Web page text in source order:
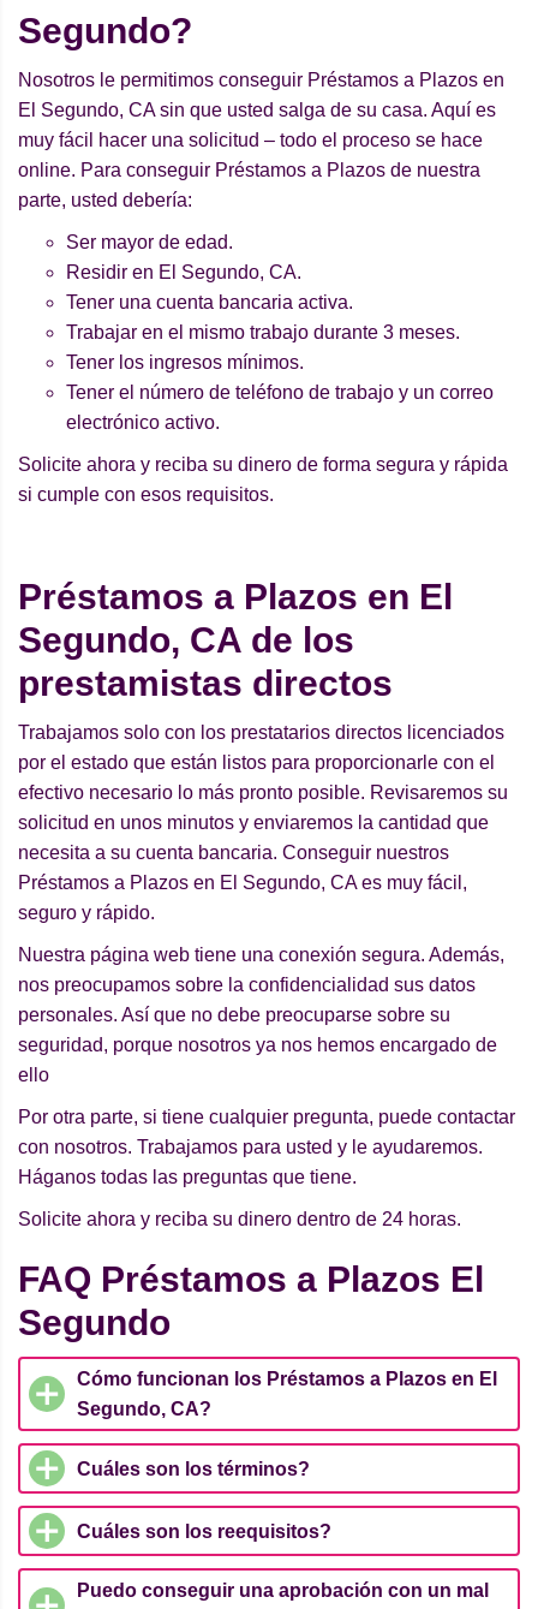
Segundo?
Nosotros le permitimos conseguir Préstamos a Plazos en
El Segundo, CA sin que usted salga de su casa. Aquí es
muy fácil hacer una solicitud – todo el proceso se hace
online. Para conseguir Préstamos a Plazos de nuestra
parte, usted debería:
Ser mayor de edad.
Residir en El Segundo, CA.
Tener una cuenta bancaria activa.
Trabajar en el mismo trabajo durante 3 meses.
Tener los ingresos mínimos.
Tener el número de teléfono de trabajo y un correo
electrónico activo.
Solicite ahora y reciba su dinero de forma segura y rápida
si cumple con esos requisitos.
Préstamos a Plazos en El
Segundo, CA de los
prestamistas directos
Trabajamos solo con los prestatarios directos licenciados
por el estado que están listos para proporcionarle con el
efectivo necesario lo más pronto posible. Revisaremos su
solicitud en unos minutos y enviaremos la cantidad que
necesita a su cuenta bancaria. Conseguir nuestros
Préstamos a Plazos en El Segundo, CA es muy fácil,
seguro y rápido.
Nuestra página web tiene una conexión segura. Además,
nos preocupamos sobre la confidencialidad sus datos
personales. Así que no debe preocuparse sobre su
seguridad, porque nosotros ya nos hemos encargado de
ello
Por otra parte, si tiene cualquier pregunta, puede contactar
con nosotros. Trabajamos para usted y le ayudaremos.
Háganos todas las preguntas que tiene.
Solicite ahora y reciba su dinero dentro de 24 horas.
FAQ Préstamos a Plazos El
Segundo
Cómo funcionan los Préstamos a Plazos en El
Segundo, CA?
Cuáles son los términos?
Cuáles son los reequisitos?
Puedo conseguir una aprobación con un mal